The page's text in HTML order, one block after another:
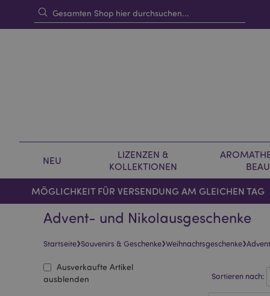
NEU
LIZENZEN &
KOLLEKTIONEN
MÖGLICHKEIT FÜR VERSENDUNG AM GLEICHEN TAG
Advent- und Nikolausgeschenke
Startseite›Souvenirs & Geschenke›Weihnachtsgeschenke›
Sortieren nach:
Ausverkaufte Artikel
ausblenden